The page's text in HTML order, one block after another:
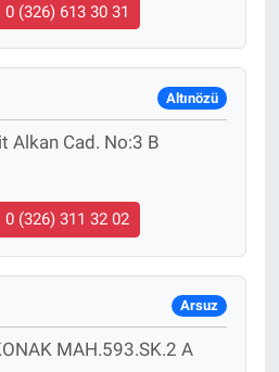
0 (326) 613 30 31
Altınözü
Alkan Cad. No:3 B
0 (326) 311 32 02
Arsuz
MAH.593.SK.2 A